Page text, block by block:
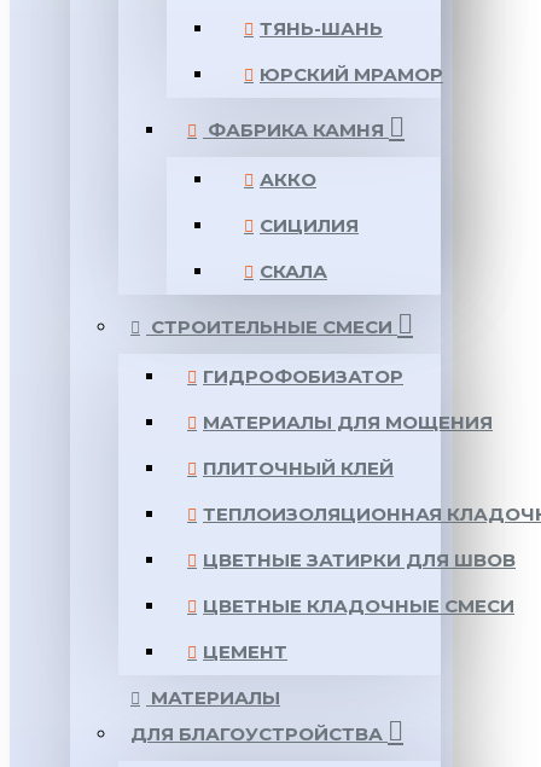
ТЯНЬ-ШАНЬ
ЮРСКИЙ МРАМОР
ФАБРИКА КАМНЯ
АККО
СИЦИЛИЯ
СКАЛА
СТРОИТЕЛЬНЫЕ СМЕСИ
ГИДРОФОБИЗАТОР
МАТЕРИАЛЫ ДЛЯ МОЩЕНИЯ
ПЛИТОЧНЫЙ КЛЕЙ
ТЕПЛОИЗОЛЯЦИОННАЯ
ЦВЕТНЫЕ ЗАТИРКИ ДЛЯ ШВОВ
ЦВЕТНЫЕ КЛАДОЧНЫЕ СМЕСИ
ЦЕМЕНТ
МАТЕРИАЛЫ
ДЛЯ БЛАГОУСТРОЙСТВА